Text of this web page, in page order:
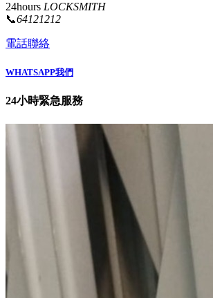
24hours LOCKSMITH
📞64121212
電話聯絡
WHATSAPP我們
24小時緊急服務